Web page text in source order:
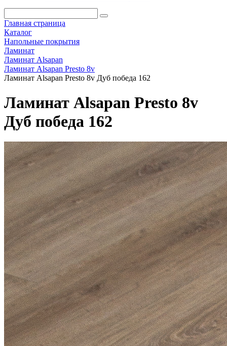
Главная страница
Каталог
Напольные покрытия
Ламинат
Ламинат Alsapan
Ламинат Alsapan Presto 8v
Ламинат Alsapan Presto 8v Дуб победа 162
Ламинат Alsapan Presto 8v
Дуб победа 162